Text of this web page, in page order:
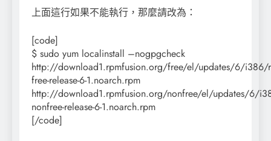
上面這行如果不能執行，那麼請改為：
[code]
$ sudo yum localinstall –nogpgcheck
http://download1.rpmfusion.org/free/el/updates/6/i386/
free-release-6-1.noarch.rpm
http://download1.rpmfusion.org/nonfree/el/updates/6/
nonfree-release-6-1.noarch.rpm
[/code]